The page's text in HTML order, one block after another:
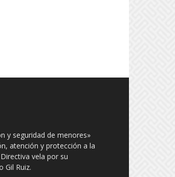
y seguridad de menores»
atención y protección a la
vela por su
Gil Ruiz.